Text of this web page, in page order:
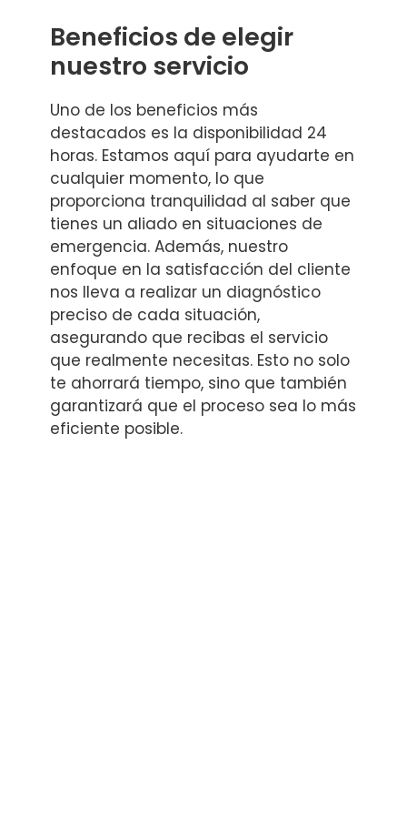
Beneficios de elegir
nuestro servicio
Uno de los beneficios más
destacados es la disponibilidad 24
horas. Estamos aquí para ayudarte en
cualquier momento, lo que
proporciona tranquilidad al saber que
tienes un aliado en situaciones de
emergencia. Además, nuestro
enfoque en la satisfacción del cliente
nos lleva a realizar un diagnóstico
preciso de cada situación,
asegurando que recibas el servicio
que realmente necesitas. Esto no solo
te ahorrará tiempo, sino que también
garantizará que el proceso sea lo más
eficiente posible.